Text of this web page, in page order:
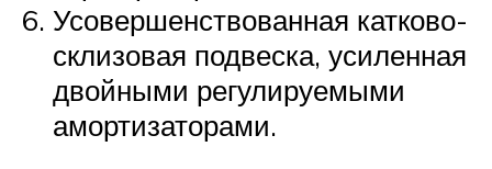
Усовершенствованная катково-
склизовая подвеска, усиленная
двойными регулируемыми
амортизаторами.